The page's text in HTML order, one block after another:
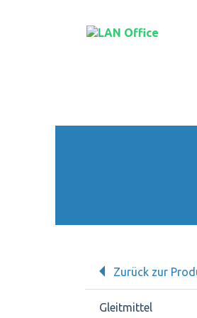
Zurück zur
Gleitmittel